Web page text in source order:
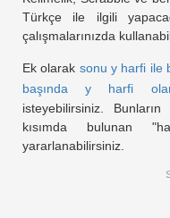
Türkçe ile ilgili
çalışmalarınızda
Ek olarak sonu y harfi ile
başında y harfi
isteyebilirsiniz.
kısımda bulunan
yararlanabilirsiniz.